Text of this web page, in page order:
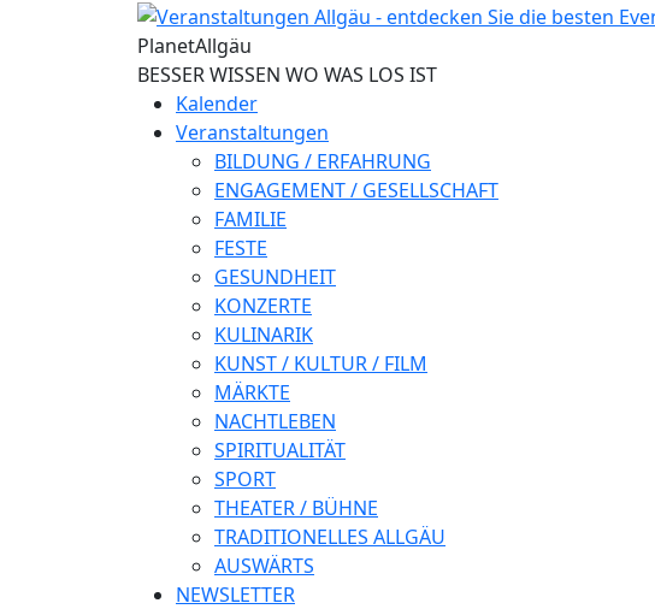
Direkt zum Inhalt
PlanetAllgäu
BESSER WISSEN WO WAS LOS IST
Kalender
Veranstaltungen
BILDUNG / ERFAHRUNG
ENGAGEMENT / GESELLSCHAFT
FAMILIE
FESTE
GESUNDHEIT
KONZERTE
KULINARIK
KUNST / KULTUR / FILM
MÄRKTE
NACHTLEBEN
SPIRITUALITÄT
SPORT
THEATER / BÜHNE
TRADITIONELLES ALLGÄU
AUSWÄRTS
NEWSLETTER